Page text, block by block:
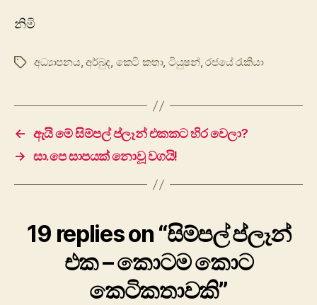
නිමි
Tagsඅධ්‍යාපනය,අර්බුද, කෙටි කතා, ටියුෂන්,රජයේ රැකියා
← ඇයි මේ සිම්පල් ප්ලෑන් එකකට හිර වෙලා?
→ සා.පෙ සාපයක් නොවූ වගයි!
19 replies on “සිම්පල් ප්ලෑන්
එක – කොටම කොට
කෙටිකතාවකි”